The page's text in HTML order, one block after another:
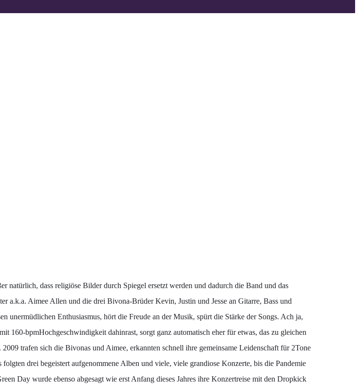
natürlich, dass religiöse Bilder durch Spiegel ersetzt werden und dadurch die Band und das
a.k.a. Aimee Allen und die drei Bivona-Brüder Kevin, Justin und Jesse an Gitarre, Bass und
unermüdlichen Enthusiasmus, hört die Freude an der Musik, spürt die Stärke der Songs. Ach ja,
160-bpmHochgeschwindigkeit dahinrast, sorgt ganz automatisch eher für etwas, das zu gleichen
trafen sich die Bivonas und Aimee, erkannten schnell ihre gemeinsame Leidenschaft für 2Tone
drei begeistert aufgenommene Alben und viele, viele grandiose Konzerte, bis die Pandemie
Day wurde ebenso abgesagt wie erst Anfang dieses Jahres ihre Konzertreise mit den Dropkick